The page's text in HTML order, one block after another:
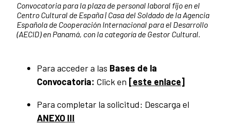
Convocatoria para la plaza de personal laboral fijo en el
Centro Cultural de España | Casa del Soldado de la Agencia
Española de Cooperación Internacional para el Desarrollo
(AECID) en Panamá, con la categoría de Gestor Cultural.
Para acceder a las Bases de la
Convocatoria: Click en [este enlace]
Para completar la solicitud: Descarga el
ANEXO III